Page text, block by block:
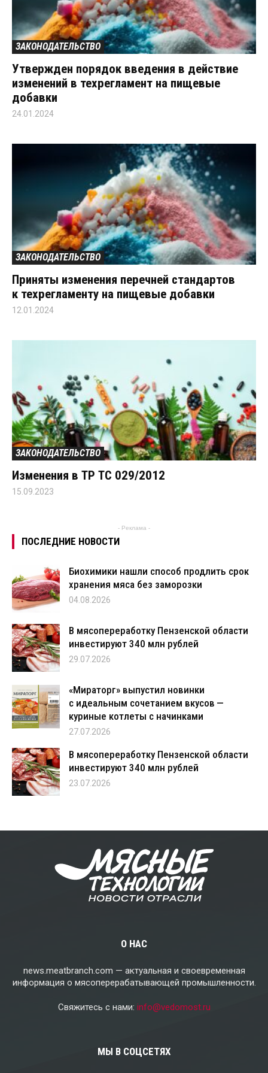
ЗАКОНОДАТЕЛЬСТВО
Утвержден порядок введения в действие
изменений в техрегламент на пищевые
добавки
24.01.2024
ЗАКОНОДАТЕЛЬСТВО
Приняты изменения перечней стандартов
к техрегламенту на пищевые добавки
12.01.2024
ЗАКОНОДАТЕЛЬСТВО
Изменения в ТР ТС 029/2012
15.09.2023
- Реклама -
ПОСЛЕДНИЕ НОВОСТИ
Биохимики нашли способ продлить срок
хранения мяса без заморозки
04.08.2026
В мясопереработку Пензенской области
инвестируют 340 млн рублей
29.07.2026
«Мираторг» выпустил новинки
с идеальным сочетанием вкусов —
куриные котлеты с начинками
27.07.2026
В мясопереработку Пензенской области
инвестируют 340 млн рублей
23.07.2026
О НАС
news.meatbranch.com — актуальная и своевременная
информация о мясоперерабатывающей промышленности.
Свяжитесь с нами: info@vedomost.ru
МЫ В СОЦСЕТЯХ